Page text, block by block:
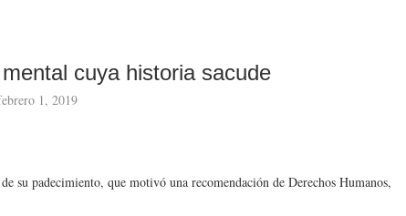
cuya historia sacude
1, 2019
su padecimiento, que motivó una recomendación de Derechos Humanos,